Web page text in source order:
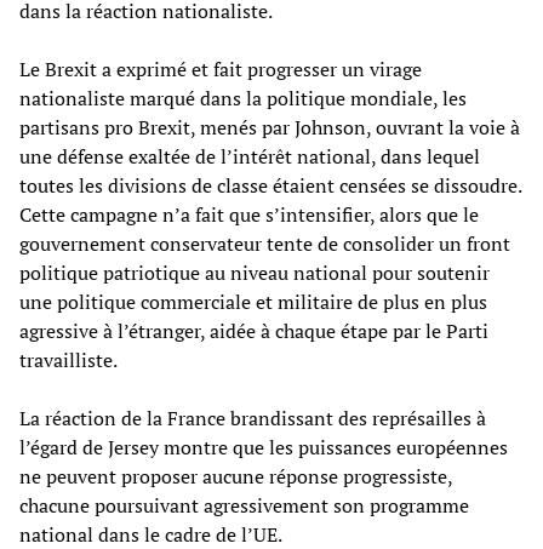
dans la réaction nationaliste.
Le Brexit a exprimé et fait progresser un virage
nationaliste marqué dans la politique mondiale, les
partisans pro Brexit, menés par Johnson, ouvrant la voie à
une défense exaltée de l’intérêt national, dans lequel
toutes les divisions de classe étaient censées se dissoudre.
Cette campagne n’a fait que s’intensifier, alors que le
gouvernement conservateur tente de consolider un front
politique patriotique au niveau national pour soutenir
une politique commerciale et militaire de plus en plus
agressive à l’étranger, aidée à chaque étape par le Parti
travailliste.
La réaction de la France brandissant des représailles à
l’égard de Jersey montre que les puissances européennes
ne peuvent proposer aucune réponse progressiste,
chacune poursuivant agressivement son programme
national dans le cadre de l’UE.